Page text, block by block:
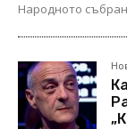
Народното